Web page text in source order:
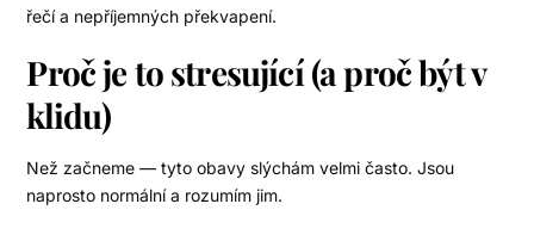
řečí a nepříjemných překvapení.
Proč je to stresující (a proč být v
klidu)
Než začneme — tyto obavy slýchám velmi často. Jsou
naprosto normální a rozumím jim.